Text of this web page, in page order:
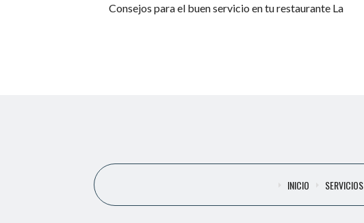
Consejos para el buen servicio en tu restaurante La
INICIO SERVICIOS